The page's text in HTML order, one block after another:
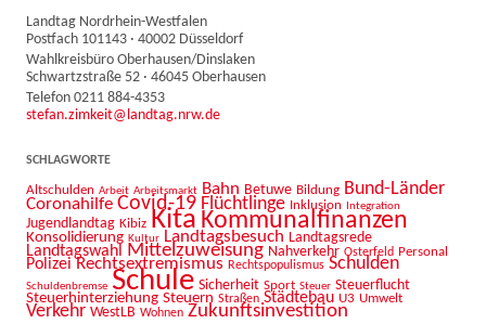
Landtag Nordrhein-Westfalen
Postfach 101143 · 40002 Düsseldorf
Wahlkreisbüro Oberhausen/Dinslaken
Schwartzstraße 52 · 46045 Oberhausen
Telefon 0211 884-4353
stefan.zimkeit@landtag.nrw.de
SCHLAGWORTE
Altschulden Arbeit Arbeitsmarkt Bahn Betuwe Bildung Bund-Länder
Coronahilfe Covid-19 Flüchtlinge Inklusion Integration
Jugendlandtag Kibiz Kita Kommunalfinanzen
Konsolidierung Kultur Landtagsbesuch Landtagsrede
Landtagswahl Mittelzuweisung Nahverkehr Osterfeld Personal
Polizei Rechtsextremismus Rechtspopulismus Schulden
Schuldenbremse Schule Sicherheit Sport Steuer Steuerflucht
Steuerhinterziehung Steuern Straßen Städtebau U3 Umwelt
Verkehr WestLB Wohnen Zukunftsinvestition